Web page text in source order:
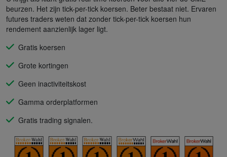
beurzen. Het zijn tick-per-tick koersen. Beter bestaat niet. Ervaren
futures traders weten dat zonder tick-per-tick koersen hun
rendement aanzienlijk lager ligt.
Gratis koersen
Grote kortingen
Geen inactiviteitskost
Gamma orderplatformen
Gratis trading signalen.